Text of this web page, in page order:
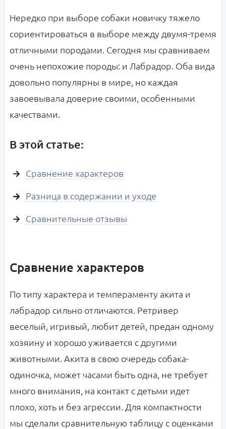
Нередко при выборе собаки новичку тяжело
сориентироваться в выборе между двумя-тремя
отличными породами. Сегодня мы сравниваем
очень непохожие породы: и Лабрадор. Оба вида
довольно популярны в мире, но каждая
завоевывала доверие своими, особенными
качествами.
В этой статье:
Сравнение характеров
Разница в содержании и уходе
Сравнительные отзывы
Сравнение характеров
По типу характера и темпераменту акита и
лабрадор сильно отличаются. Ретривер
веселый, игривый, любит детей, предан одному
хозяину и хорошо уживается с другими
животными. Акита в свою очередь собака-
одиночка, может часами быть одна, не требует
много внимания, на контакт с детьми идет
плохо, хоть и без агрессии. Для компактности
мы сделали сравнительную таблицу с оценками